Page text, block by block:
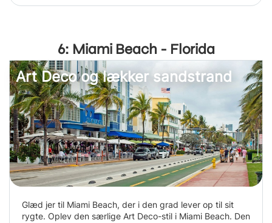
6: Miami Beach - Florida
Art Deco og lækker sandstrand
Glæd jer til Miami Beach, der i den grad lever op til sit
rygte. Oplev den særlige Art Deco-stil i Miami Beach. Den